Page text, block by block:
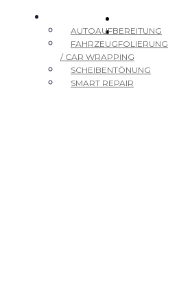
AUTOAUFBEREITUNG
FAHRZEUGFOLIERUNG
/ CAR WRAPPING
SCHEIBENTÖNUNG
SMART REPAIR
KONTAKT